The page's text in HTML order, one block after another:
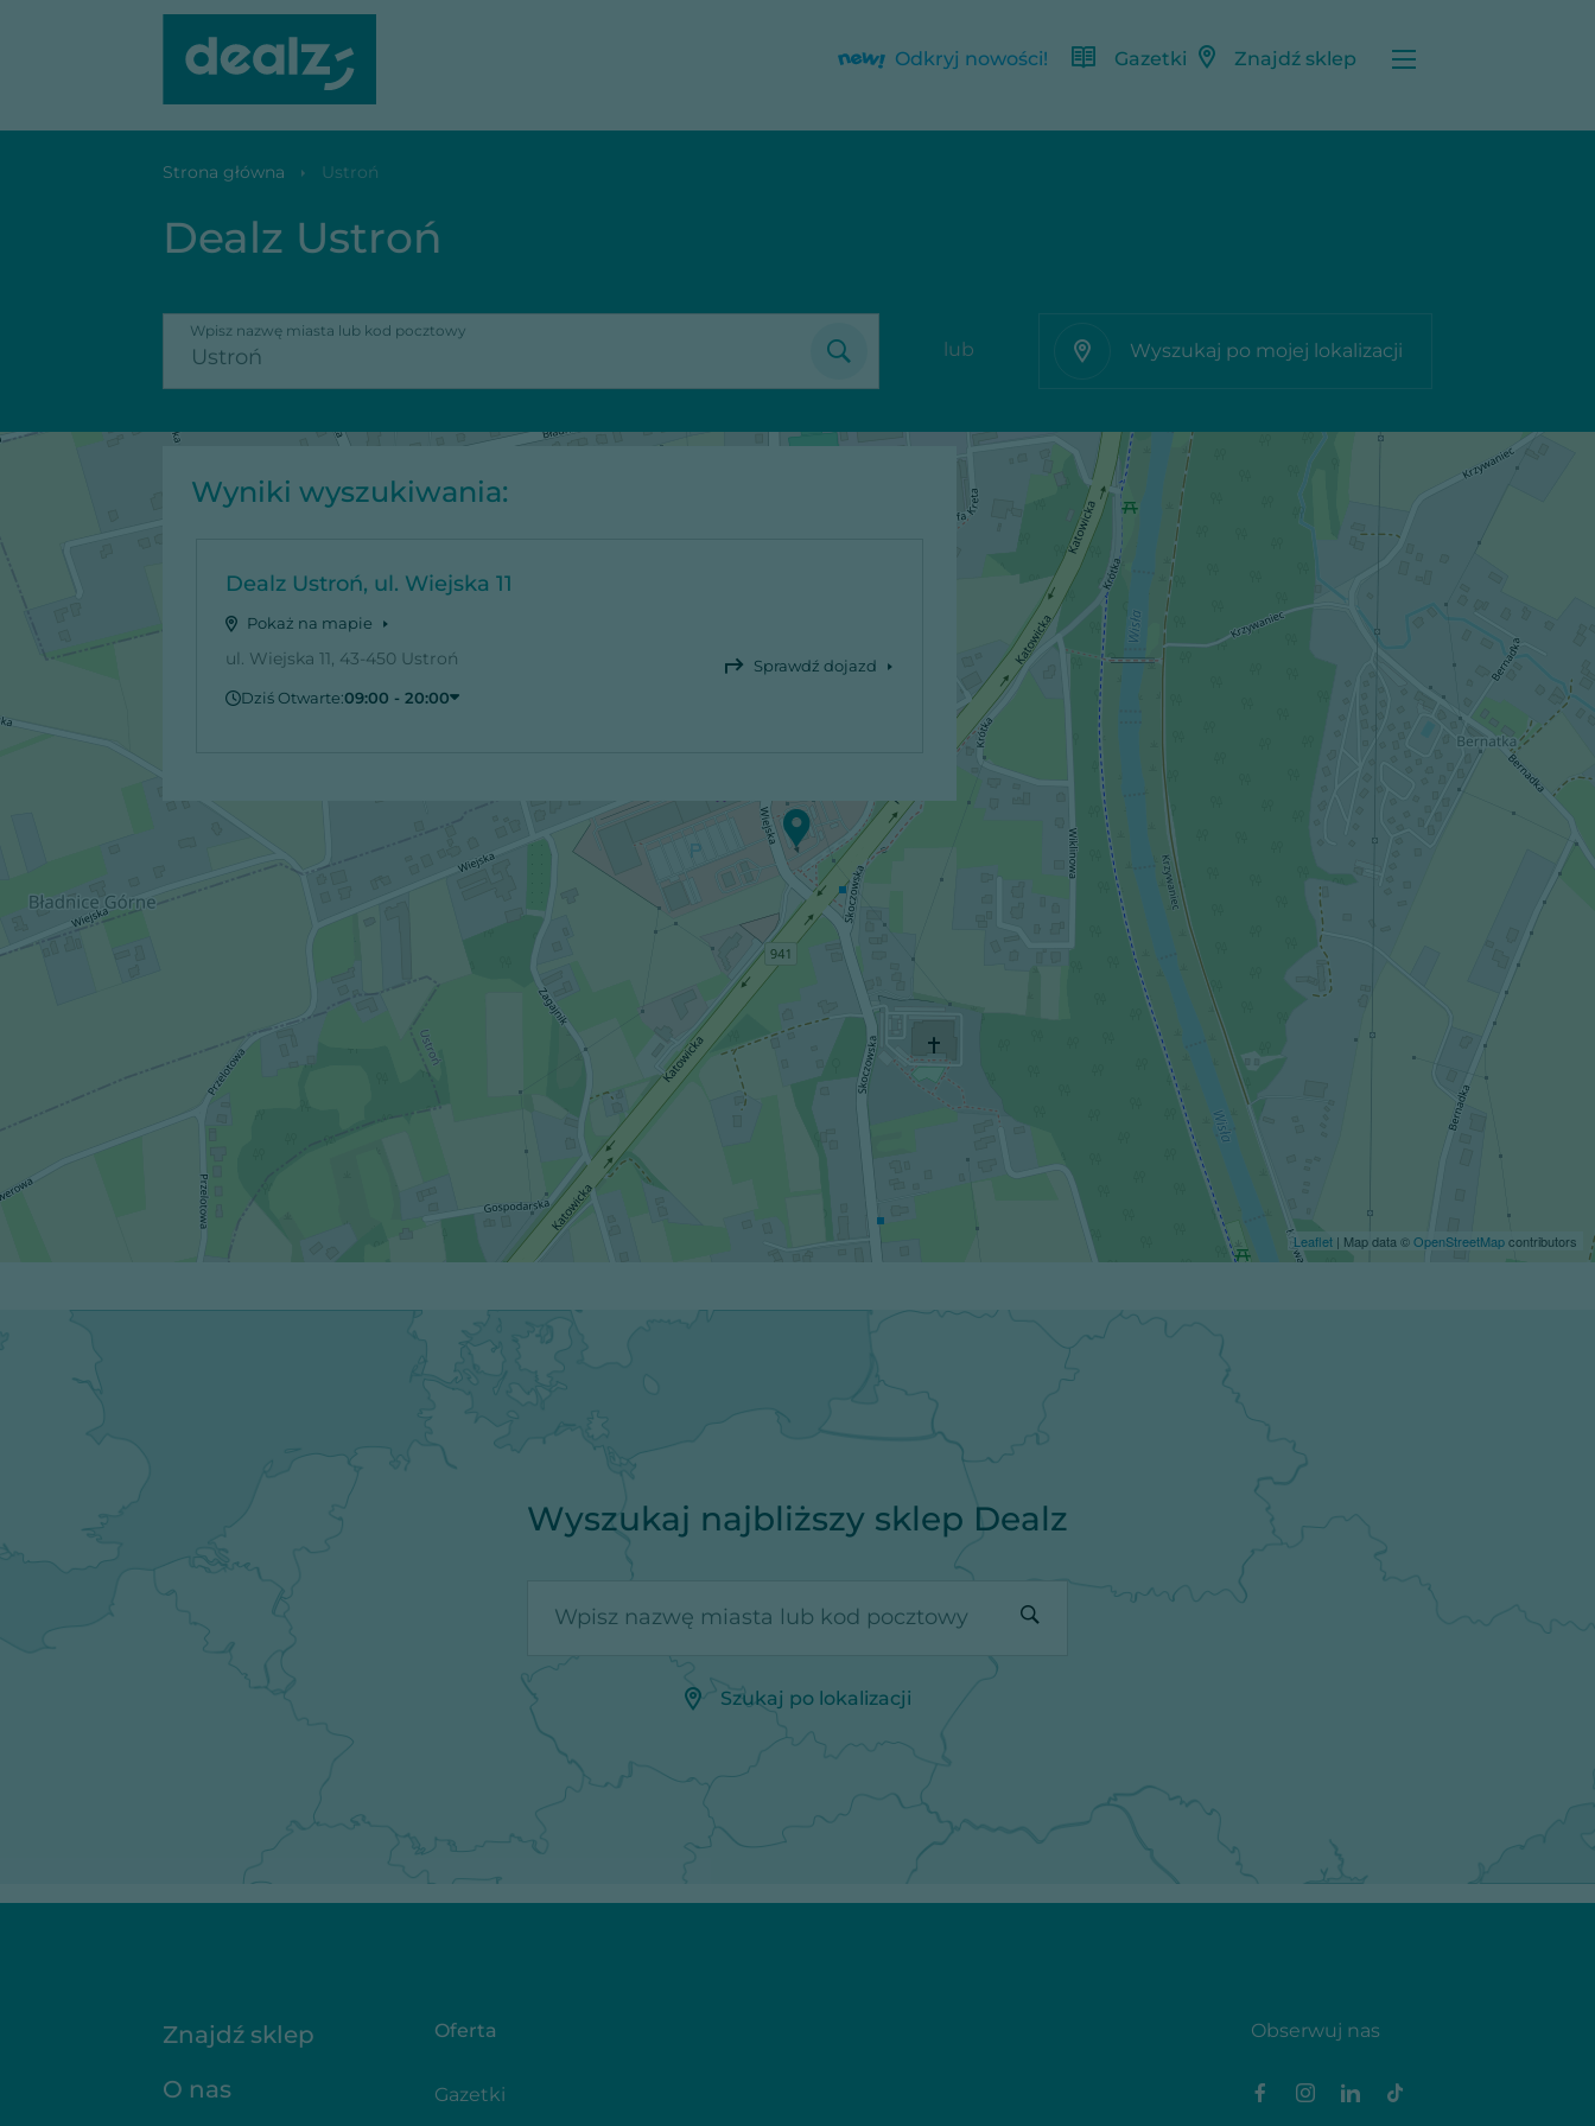
Odkryj nowości! Gazetki Znajdź sklep
Strona główna Ustroń
Dealz Ustroń
Wpisz nazwę miasta lub kod pocztowy
lub Wyszukaj po mojej lokalizacji
Wyniki wyszukiwania:
Dealz Ustroń, ul. Wiejska 11
Pokaż na mapie
ul. Wiejska 11, 43-450 Ustroń
Sprawdź dojazd
Dziś Otwarte:09:00 - 20:00
Wtorek
09:00 - 20:00
Leaflet | Map data ©OpenStreetMapcontributors
Wyszukaj najbliższy sklep Dealz
Wpisz nazwę miasta lub kod pocztowy
Szukaj po lokalizacji
Znajdź sklep
O nas
Oferta
Gazetki
Obserwuj nas